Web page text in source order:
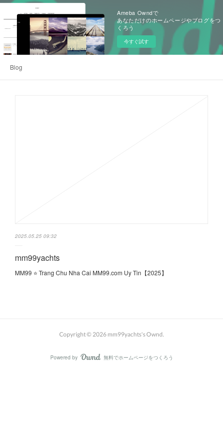
Ameba Owndで
あなただけのホームページやブログをつ
くろう
今すぐ試す
Blog
2025.05.25 09:32
mm99yachts
MM99 ⭐️ Trang Chu Nha Cai MM99.com Uy Tin【2025】
Copyright © 2026 mm99yachts's Ownd.
Powered by AmebaOwnd
無料でホームページをつくろう